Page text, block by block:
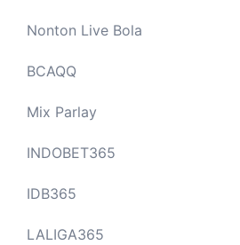
Nonton Live Bola
BCAQQ
Mix Parlay
INDOBET365
IDB365
LALIGA365